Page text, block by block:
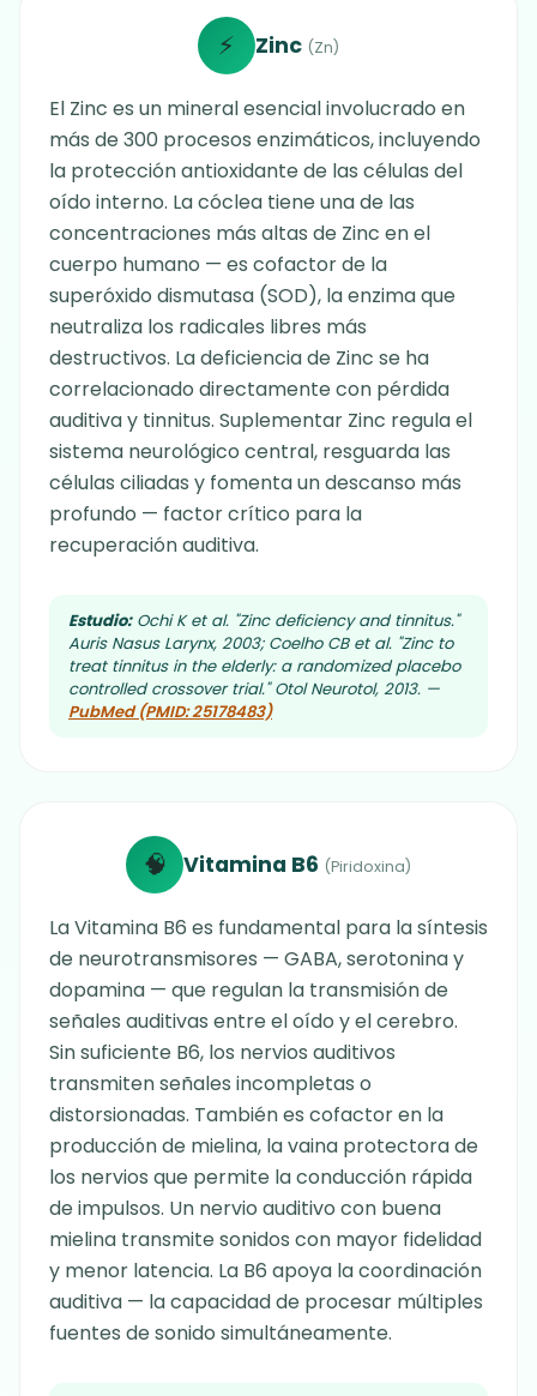
⚡ Zinc (Zn)
El Zinc es un mineral esencial involucrado en
más de 300 procesos enzimáticos, incluyendo
la protección antioxidante de las células del
oído interno. La cóclea tiene una de las
concentraciones más altas de Zinc en el
cuerpo humano — es cofactor de la
superóxido dismutasa (SOD), la enzima que
neutraliza los radicales libres más
destructivos. La deficiencia de Zinc se ha
correlacionado directamente con pérdida
auditiva y tinnitus. Suplementar Zinc regula el
sistema neurológico central, resguarda las
células ciliadas y fomenta un descanso más
profundo — factor crítico para la
recuperación auditiva.
Estudio:Ochi K et al. "Zinc deficiency and tinnitus."
Auris Nasus Larynx, 2003; Coelho CB et al. "Zinc to
treat tinnitus in the elderly: a randomized placebo
controlled crossover trial." Otol Neurotol, 2013. —
PubMed (PMID: 25178483)
🧠 Vitamina B6 (Piridoxina)
La Vitamina B6 es fundamental para la síntesis
de neurotransmisores — GABA, serotonina y
dopamina — que regulan la transmisión de
señales auditivas entre el oído y el cerebro.
Sin suficiente B6, los nervios auditivos
transmiten señales incompletas o
distorsionadas. También es cofactor en la
producción de mielina, la vaina protectora de
los nervios que permite la conducción rápida
de impulsos. Un nervio auditivo con buena
mielina transmite sonidos con mayor fidelidad
y menor latencia. La B6 apoya la coordinación
auditiva — la capacidad de procesar múltiples
fuentes de sonido simultáneamente.